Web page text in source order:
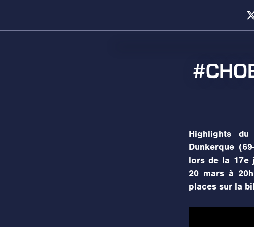
Highlights
Dunkerque
lors de la 17e
20 mars à
places sur la